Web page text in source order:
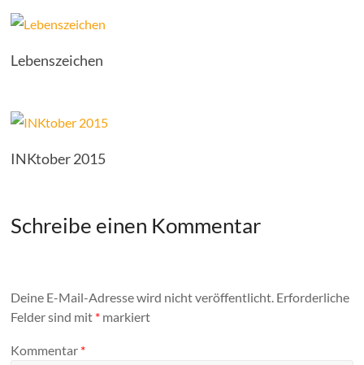
Lebenszeichen
INKtober 2015
Schreibe einen Kommentar
Deine E-Mail-Adresse wird nicht veröffentlicht. Erforderliche
Felder sind mit * markiert
Kommentar *